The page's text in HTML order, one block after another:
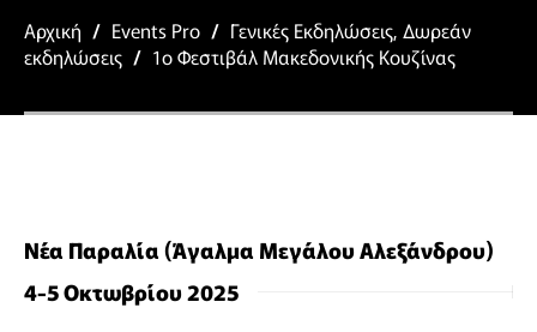
Αρχική / Events Pro / Γενικές Εκδηλώσεις, Δωρεάν
εκδηλώσεις / 1ο Φεστιβάλ Μακεδονικής Κουζίνας
Νέα Παραλία (Άγαλμα Μεγάλου Αλεξάνδρου)
4-5 Οκτωβρίου 2025